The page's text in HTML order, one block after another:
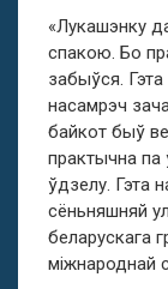
«Лукашэнку
спакою. Бо
забыўся.
насамрэч
байкот быў
практычна па
ўдзелу. Гэта
сёньняшняй
беларускага
міжнароднай